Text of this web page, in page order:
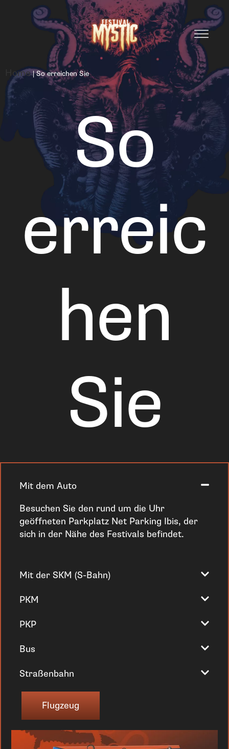
Home|So erreichen Sie
So
erreic
hen
Sie
Mit dem Auto
Besuchen Sie den rund um die Uhr
geöffneten Parkplatz Net Parking Ibis, der
sich in der Nähe des Festivals befindet.
Mit der SKM (S-Bahn)
PKM
PKP
Bus
Straßenbahn
Flugzeug